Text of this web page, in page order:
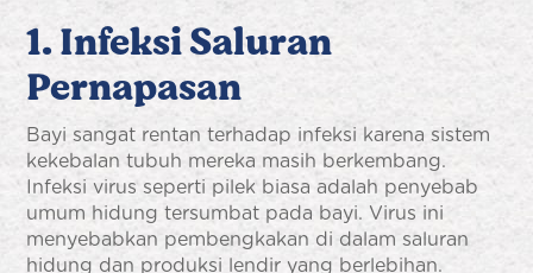
1. Infeksi Saluran
Pernapasan
Bayi sangat rentan terhadap infeksi karena sistem
kekebalan tubuh mereka masih berkembang.
Infeksi virus seperti pilek biasa adalah penyebab
umum hidung tersumbat pada bayi. Virus ini
menyebabkan pembengkakan di dalam saluran
hidung dan produksi lendir yang berlebihan.